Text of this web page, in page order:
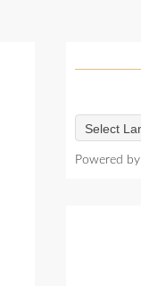
Powered by